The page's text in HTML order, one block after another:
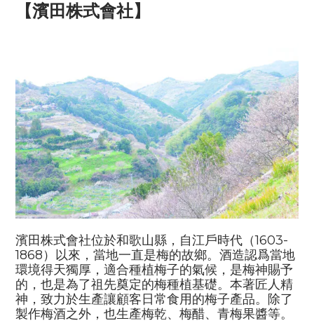
【濱田株式會社】
濱田株式會社位於和歌山縣，自江戶時代（1603-
1868）以來，當地一直是梅的故鄉。酒造認爲當地
環境得天獨厚，適合種植梅子的氣候，是梅神賜予
的，也是為了祖先奠定的梅種植基礎。本著匠人精
神，致力於生產讓顧客日常食用的梅子產品。除了
製作梅酒之外，也生產梅乾、梅醋、青梅果醬等。